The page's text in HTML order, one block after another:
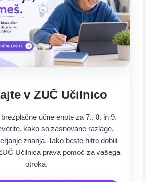
v ZUČ Učilnico
učne enote za 7., 8. in 9.
kako so zasnovane razlage,
znanja. Tako boste hitro dobili
Učilnica prava pomoč za vašega
otroka.